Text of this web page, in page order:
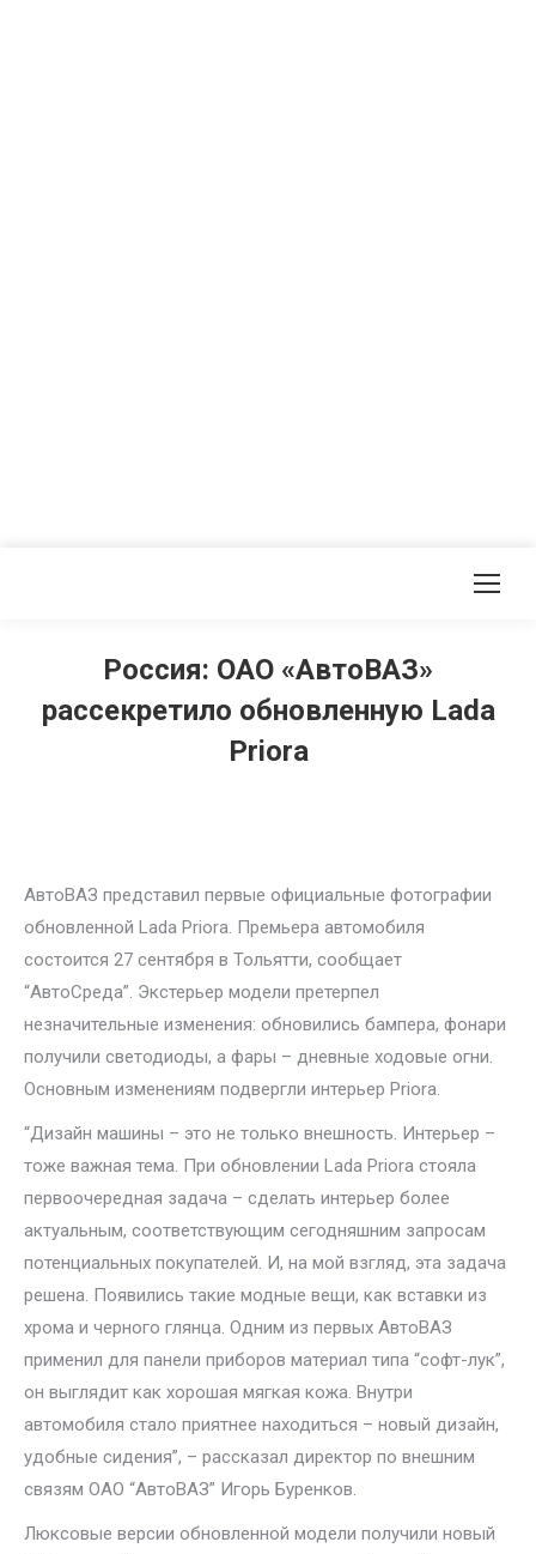
Россия: ОАО «АвтоВАЗ»
рассекретило обновленную Lada
Priora
АвтоВАЗ представил первые официальные фотографии
обновленной Lada Priora. Премьера автомобиля
состоится 27 сентября в Тольятти, сообщает
“АвтоСреда”. Экстерьер модели претерпел
незначительные изменения: обновились бампера, фонари
получили светодиоды, а фары – дневные ходовые огни.
Основным изменениям подвергли интерьер Priora.
“Дизайн машины – это не только внешность. Интерьер –
тоже важная тема. При обновлении Lada Priora стояла
первоочередная задача – сделать интерьер более
актуальным, соответствующим сегодняшним запросам
потенциальных покупателей. И, на мой взгляд, эта задача
решена. Появились такие модные вещи, как вставки из
хрома и черного глянца. Одним из первых АвтоВАЗ
применил для панели приборов материал типа “софт-лук”,
он выглядит как хорошая мягкая кожа. Внутри
автомобиля стало приятнее находиться – новый дизайн,
удобные сидения”, – рассказал директор по внешним
связям ОАО “АвтоВАЗ” Игорь Буренков.
Люксовые версии обновленной модели получили новый